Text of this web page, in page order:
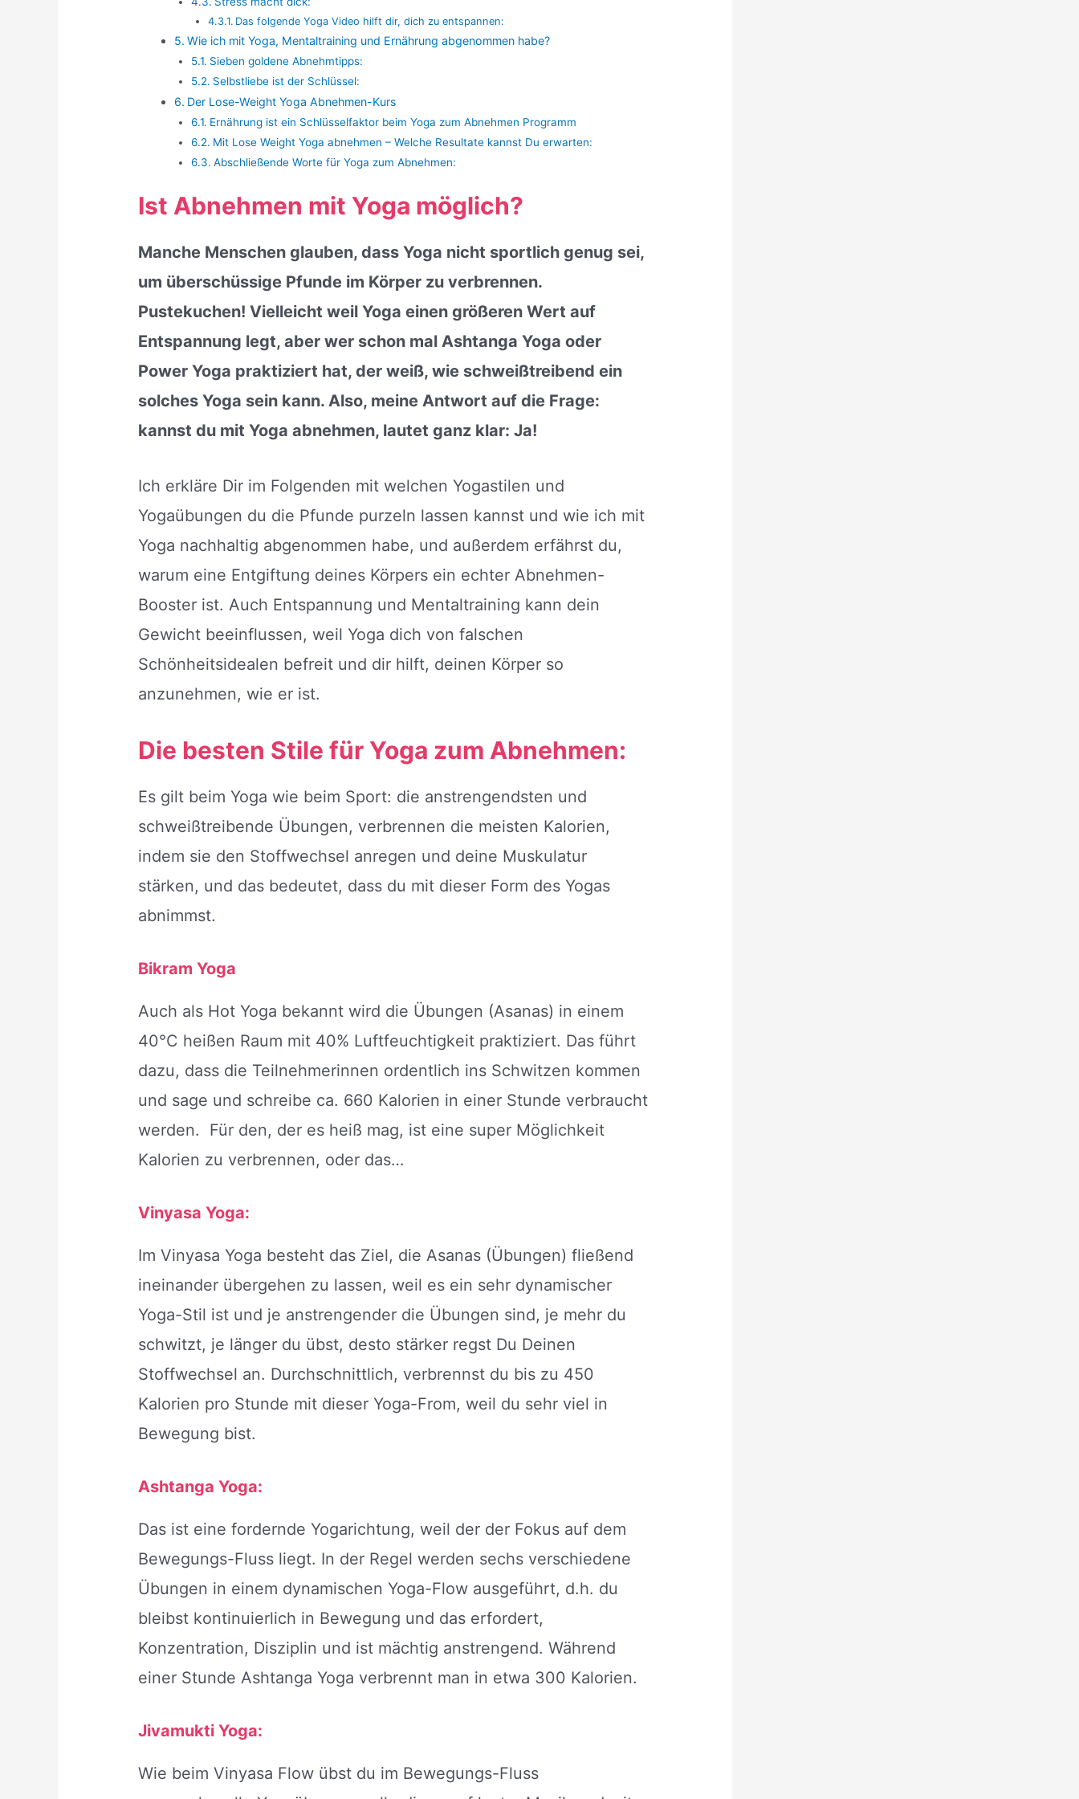
Das folgende Yoga Video hilft dir, dich zu entspannen:
Wie ich mit Yoga, Mentaltraining und Ernährung abgenommen habe?
Sieben goldene Abnehmtipps:
Selbstliebe ist der Schlüssel:
Der Lose-Weight Yoga Abnehmen-Kurs
Ernährung ist ein Schlüsselfaktor beim Yoga zum Abnehmen Programm
Mit Lose Weight Yoga abnehmen – Welche Resultate kannst Du erwarten:
Abschließende Worte für Yoga zum Abnehmen:
Ist Abnehmen mit Yoga möglich?
Manche Menschen glauben, dass Yoga nicht sportlich genug sei,
um überschüssige Pfunde im Körper zu verbrennen.
Pustekuchen! Vielleicht weil Yoga einen größeren Wert auf
Entspannung legt, aber wer schon mal Ashtanga Yoga oder
Power Yoga praktiziert hat, der weiß, wie schweißtreibend ein
solches Yoga sein kann. Also, meine Antwort auf die Frage:
kannst du mit Yoga abnehmen, lautet ganz klar: Ja!
Ich erkläre Dir im Folgenden mit welchen Yogastilen und
Yogaübungen du die Pfunde purzeln lassen kannst und wie ich mit
Yoga nachhaltig abgenommen habe, und außerdem erfährst du,
warum eine Entgiftung deines Körpers ein echter Abnehmen-
Booster ist. Auch Entspannung und Mentaltraining kann dein
Gewicht beeinflussen, weil Yoga dich von falschen
Schönheitsidealen befreit und dir hilft, deinen Körper so
anzunehmen, wie er ist.
Die besten Stile für Yoga zum Abnehmen:
Es gilt beim Yoga wie beim Sport: die anstrengendsten und
schweißtreibende Übungen, verbrennen die meisten Kalorien,
indem sie den Stoffwechsel anregen und deine Muskulatur
stärken, und das bedeutet, dass du mit dieser Form des Yogas
abnimmst.
Bikram Yoga
Auch als Hot Yoga bekannt wird die Übungen (Asanas) in einem
40°C heißen Raum mit 40% Luftfeuchtigkeit praktiziert. Das führt
dazu, dass die Teilnehmerinnen ordentlich ins Schwitzen kommen
und sage und schreibe ca. 660 Kalorien in einer Stunde verbraucht
werden. Für den, der es heiß mag, ist eine super Möglichkeit
Kalorien zu verbrennen, oder das…
Vinyasa Yoga:
Im Vinyasa Yoga besteht das Ziel, die Asanas (Übungen) fließend
ineinander übergehen zu lassen, weil es ein sehr dynamischer
Yoga-Stil ist und je anstrengender die Übungen sind, je mehr du
schwitzt, je länger du übst, desto stärker regst Du Deinen
Stoffwechsel an. Durchschnittlich, verbrennst du bis zu 450
Kalorien pro Stunde mit dieser Yoga-From, weil du sehr viel in
Bewegung bist.
Ashtanga Yoga:
Das ist eine fordernde Yogarichtung, weil der der Fokus auf dem
Bewegungs-Fluss liegt. In der Regel werden sechs verschiedene
Übungen in einem dynamischen Yoga-Flow ausgeführt, d.h. du
bleibst kontinuierlich in Bewegung und das erfordert,
Konzentration, Disziplin und ist mächtig anstrengend. Während
einer Stunde Ashtanga Yoga verbrennt man in etwa 300 Kalorien.
Jivamukti Yoga:
Wie beim Vinyasa Flow übst du im Bewegungs-Fluss